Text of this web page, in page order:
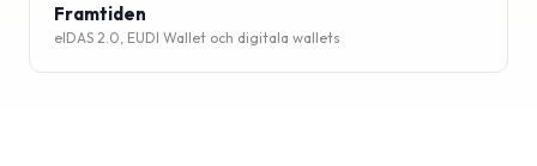
Framtiden
eIDAS 2.0, EUDI Wallet och digitala wallets